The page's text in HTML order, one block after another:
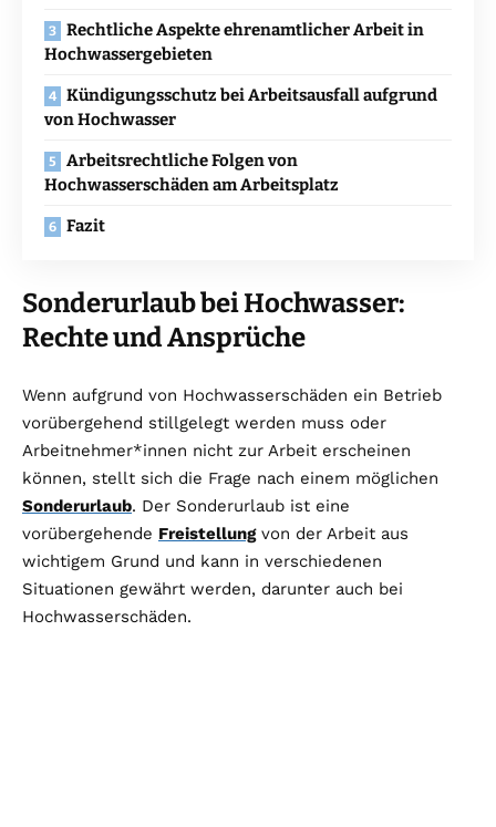
Rechtliche Aspekte ehrenamtlicher Arbeit in
Hochwassergebieten
Kündigungsschutz bei Arbeitsausfall aufgrund
von Hochwasser
Arbeitsrechtliche Folgen von
Hochwasserschäden am Arbeitsplatz
Fazit
Sonderurlaub bei Hochwasser:
Rechte und Ansprüche
Wenn aufgrund von Hochwasserschäden ein Betrieb
vorübergehend stillgelegt werden muss oder
Arbeitnehmer*innen nicht zur Arbeit erscheinen
können, stellt sich die Frage nach einem möglichen
Sonderurlaub. Der Sonderurlaub ist eine
vorübergehende Freistellungvon der Arbeit aus
wichtigem Grund und kann in verschiedenen
Situationen gewährt werden, darunter auch bei
Hochwasserschäden.